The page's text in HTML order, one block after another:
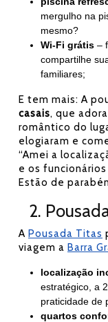
mergulho na
mesmo?
Wi-Fi grátis –
compartilhe
familiares;
E tem mais: A
casais, que
romântico do
elogiaram e
“Amei a
e os
Estão de
2.
A Pousada Titas
viagem a Barra
localização
estratégico, a
praticidade de
quartos